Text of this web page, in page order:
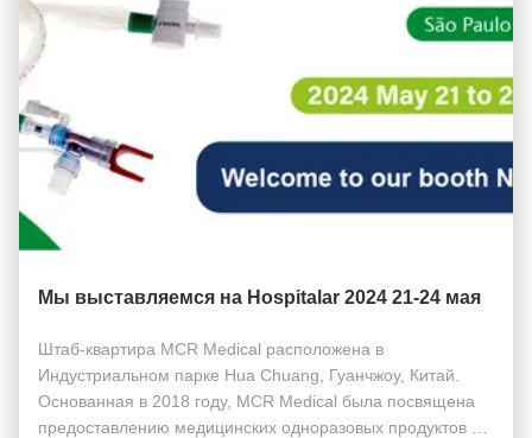
Мы выставляемся на Hospitalar 2024 21-24 мая
Штаб-квартира MCR Medical расположена в
Индустриальном парке Hua Chuang, Гуанчжоу, Китай.
Основанная в 2018 году, MCR Medical была посвящена
предоставлению медицинских одноразовых продуктов по